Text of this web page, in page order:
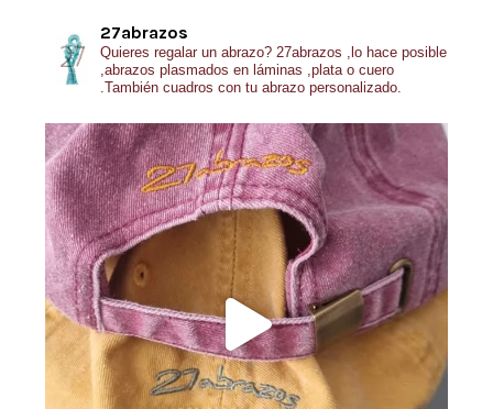
27abrazos
Quieres regalar un abrazo? 27abrazos ,lo hace posible
,abrazos plasmados en láminas ,plata o cuero
.También cuadros con tu abrazo personalizado.